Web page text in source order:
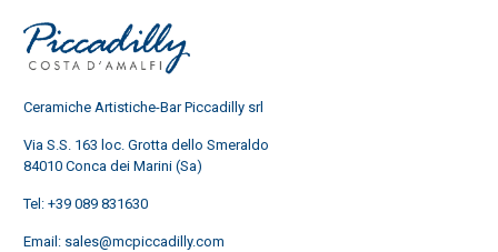
Ceramiche Artistiche-Bar Piccadilly srl
Via S.S. 163 loc. Grotta dello Smeraldo
84010 Conca dei Marini (Sa)
Tel: +39 089 831630
Email: sales@mcpiccadilly.com